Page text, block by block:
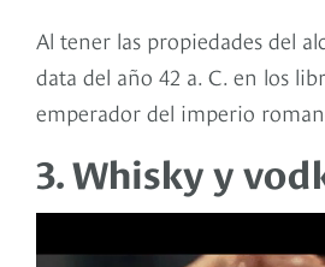
Al tener las propiedades del
data del año 42 a. C. en los
emperador del imperio
3. Whisky y